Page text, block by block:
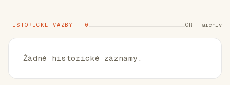
HISTORICKÉ VAZBY · 0 OR · archiv
Žádné historické záznamy.